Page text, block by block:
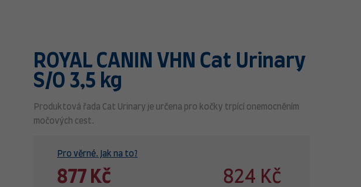
ROYAL CANIN VHN Cat Urinary
S/O 3,5 kg
Produktová řada Cat Urinary je určena pro kočky trpící onemocněním
močových cest.
Pro věrné. Jak na to?
877 Kč 824 Kč